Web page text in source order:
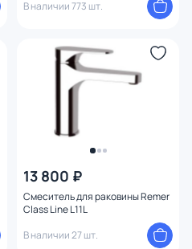
В наличии 773 шт.
13 800 ₽
Смеситель для раковины Remer
Class Line L11L
В наличии 27 шт.